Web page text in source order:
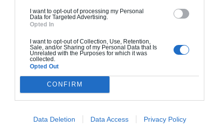
I want to opt-out of processing my Personal
Data for Targeted Advertising.
Opted In
I want to opt-out of Collection, Use, Retention,
Sale, and/or Sharing of my Personal Data that Is
Unrelated with the Purposes for which it was
collected.
Opted Out
CONFIRM
Data Deletion Data Access Privacy Policy